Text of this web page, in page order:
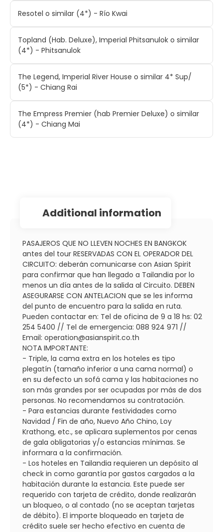
Resotel o similar (4*) - Río Kwai
Topland (Hab. Deluxe), Imperial Phitsanulok o similar
(4*) - Phitsanulok
The Legend, Imperial River House o similar 4* Sup/
(5*) - Chiang Rai
The Empress Premier (hab Premier Deluxe) o similar
(4*) - Chiang Mai
additional information
PASAJEROS QUE NO LLEVEN NOCHES EN BANGKOK
antes del tour RESERVADAS CON EL OPERADOR DEL
CIRCUITO: deberán comunicarse con Asian Spirit
para confirmar que han llegado a Tailandia por lo
menos un día antes de la salida al Circuito. DEBEN
ASEGURARSE CON ANTELACION que se les informa
del punto de encuentro para la salida en ruta.
Pueden contactar en: Tel de oficina de 9 a 18 hs: 02
254 5400 // Tel de emergencia: 088 924 971 //
Email: operation@asianspirit.co.th
NOTA IMPORTANTE:
- Triple, la cama extra en los hoteles es tipo
plegatín (tamaño inferior a una cama normal) o
en su defecto un sofá cama y las habitaciones no
son más grandes por ser ocupadas por más de dos
personas. No recomendamos su contratación.
- Para estancias durante festividades como
Navidad / Fin de año, Nuevo Año Chino, Loy
Krathong, etc., se aplicara suplementos por cenas
de gala obligatorias y/o estancias mínimas. Se
informara a la confirmación.
- Los hoteles en Tailandia requieren un depósito al
check in como garantía por gastos cargados a la
habitación durante la estancia. Este puede ser
requerido con tarjeta de crédito, donde realizarán
un bloqueo, o al contado (no se aceptan tarjetas
de débito). El importe bloqueado en tarjeta de
crédito suele ser hecho efectivo en cuenta de